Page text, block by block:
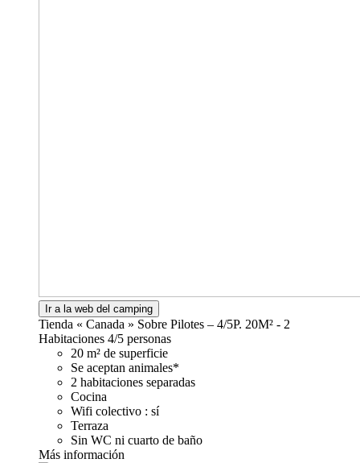
Ir a la web del camping
Tienda « Canada » Sobre Pilotes – 4/5P. 20M² - 2
Habitaciones 4/5 personas
20 m² de superficie
Se aceptan animales*
2 habitaciones separadas
Cocina
Wifi colectivo : sí
Terraza
Sin WC ni cuarto de baño
Más información